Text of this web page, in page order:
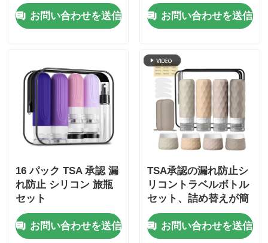
+30ml シリコンボトル
お問い合わせを送信
セット 再充填可能な
トイレットリー容器
お問い合わせを送信
16 パック TSA 承認 漏
れ防止 シリコン 旅瓶
セット
お問い合わせを送信
TSA承認の漏れ防止シ
リコントラベルボトル
セット、詰め替えが簡
単な広口デザイン
お問い合わせを送信